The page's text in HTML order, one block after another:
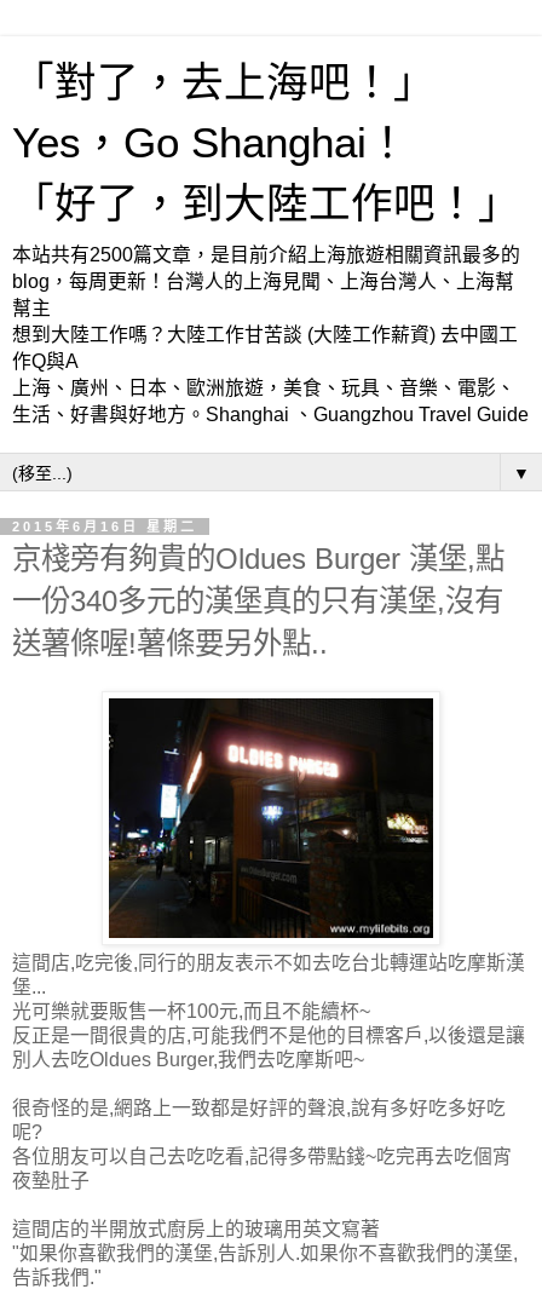
「對了，去上海吧！」
Yes，Go Shanghai！
「好了，到大陸工作吧！」
本站共有2500篇文章，是目前介紹上海旅遊相關資訊最多的
blog，每周更新！台灣人的上海見聞、上海台灣人、上海幫
幫主
想到大陸工作嗎？大陸工作甘苦談 (大陸工作薪資) 去中國工
作Q與A
上海、廣州、日本、歐洲旅遊，美食、玩具、音樂、電影、
生活、好書與好地方。Shanghai 、Guangzhou Travel Guide
▼
2015年6月16日 星期二
京棧旁有夠貴的Oldues Burger 漢堡,點
一份340多元的漢堡真的只有漢堡,沒有
送薯條喔!薯條要另外點..
這間店,吃完後,同行的朋友表示不如去吃台北轉運站吃摩斯漢
堡...
光可樂就要販售一杯100元,而且不能續杯~
反正是一間很貴的店,可能我們不是他的目標客戶,以後還是讓
別人去吃Oldues Burger,我們去吃摩斯吧~
很奇怪的是,網路上一致都是好評的聲浪,說有多好吃多好吃
呢?
各位朋友可以自己去吃吃看,記得多帶點錢~吃完再去吃個宵
夜墊肚子
這間店的半開放式廚房上的玻璃用英文寫著
"如果你喜歡我們的漢堡,告訴別人.如果你不喜歡我們的漢堡,
告訴我們."